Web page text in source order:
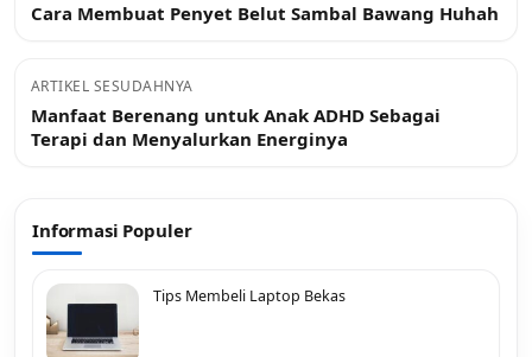
Cara Membuat Penyet Belut Sambal Bawang Huhah
ARTIKEL SESUDAHNYA
Manfaat Berenang untuk Anak ADHD Sebagai
Terapi dan Menyalurkan Energinya
Informasi Populer
Tips Membeli Laptop Bekas